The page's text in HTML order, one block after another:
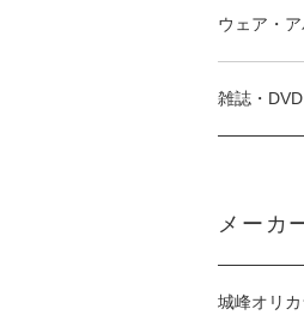
ウェア・
雑誌・DVD
メーカ
城峰オリカ